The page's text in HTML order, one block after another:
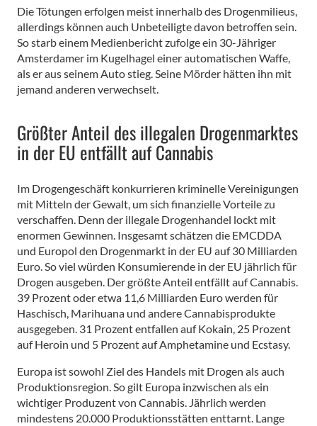
Die Tötungen erfolgen meist innerhalb des Drogenmilieus,
allerdings können auch Unbeteiligte davon betroffen sein.
So starb einem Medienbericht zufolge ein 30-Jähriger
Amsterdamer im Kugelhagel einer automatischen Waffe,
als er aus seinem Auto stieg. Seine Mörder hätten ihn mit
jemand anderen verwechselt.
Größter Anteil des illegalen Drogenmarktes
in der EU entfällt auf Cannabis
Im Drogengeschäft konkurrieren kriminelle Vereinigungen
mit Mitteln der Gewalt, um sich finanzielle Vorteile zu
verschaffen. Denn der illegale Drogenhandel lockt mit
enormen Gewinnen. Insgesamt schätzen die EMCDDA
und Europol den Drogenmarkt in der EU auf 30 Milliarden
Euro. So viel würden Konsumierende in der EU jährlich für
Drogen ausgeben. Der größte Anteil entfällt auf Cannabis.
39 Prozent oder etwa 11,6 Milliarden Euro werden für
Haschisch, Marihuana und andere Cannabisprodukte
ausgegeben. 31 Prozent entfallen auf Kokain, 25 Prozent
auf Heroin und 5 Prozent auf Amphetamine und Ecstasy.
Europa ist sowohl Ziel des Handels mit Drogen als auch
Produktionsregion. So gilt Europa inzwischen als ein
wichtiger Produzent von Cannabis. Jährlich werden
mindestens 20.000 Produktionsstätten enttarnt. Lange